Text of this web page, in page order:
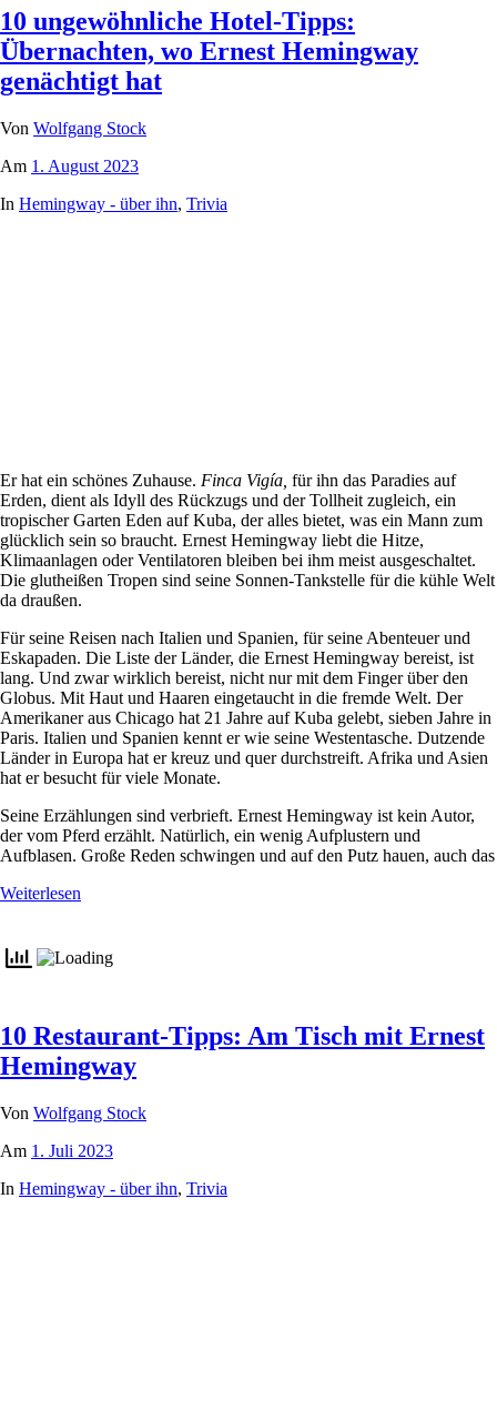
10 ungewöhnliche Hotel-Tipps:
Übernachten, wo Ernest Hemingway
genächtigt hat
Von Wolfgang Stock
Am 1. August 2023
In Hemingway - über ihn, Trivia
Er hat ein schönes Zuhause. Finca Vigía, für ihn das Paradies auf
Erden, dient als Idyll des Rückzugs und der Tollheit zugleich, ein
tropischer Garten Eden auf Kuba, der alles bietet, was ein Mann zum
glücklich sein so braucht. Ernest Hemingway liebt die Hitze,
Klimaanlagen oder Ventilatoren bleiben bei ihm meist ausgeschaltet.
Die glutheißen Tropen sind seine Sonnen-Tankstelle für die kühle Welt
da draußen.
Für seine Reisen nach Italien und Spanien, für seine Abenteuer und
Eskapaden. Die Liste der Länder, die Ernest Hemingway bereist, ist
lang. Und zwar wirklich bereist, nicht nur mit dem Finger über den
Globus. Mit Haut und Haaren eingetaucht in die fremde Welt. Der
Amerikaner aus Chicago hat 21 Jahre auf Kuba gelebt, sieben Jahre in
Paris. Italien und Spanien kennt er wie seine Westentasche. Dutzende
Länder in Europa hat er kreuz und quer durchstreift. Afrika und Asien
hat er besucht für viele Monate.
Seine Erzählungen sind verbrieft. Ernest Hemingway ist kein Autor,
der vom Pferd erzählt. Natürlich, ein wenig Aufplustern und
Aufblasen. Große Reden schwingen und auf den Putz hauen, auch das
Weiterlesen
10 Restaurant-Tipps: Am Tisch mit Ernest
Hemingway
Von Wolfgang Stock
Am 1. Juli 2023
In Hemingway - über ihn, Trivia